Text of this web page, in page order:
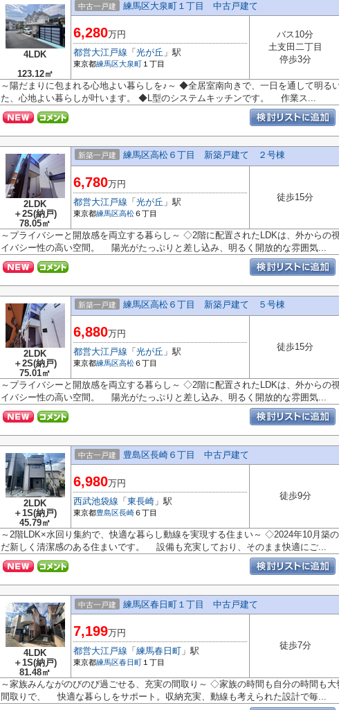
4LDK
123.12㎡
中古一戸建 練馬区大泉町１丁目 中古戸建て
6,280万円
都営大江戸線 「 光が丘 」駅
東京都練馬区大泉町 １丁目
バス10分
土支田二丁目
停歩3分
～陽だまりに包まれる心地よい暮らしを♪～ ◆全居室南向きで、一日を通して明
た、心地よい暮らしが叶います。 ◆L型のシステムキッチンです。 作業ス...
2LDK
＋2S(納戸)
78.05㎡
新築一戸建 練馬区高松６丁目 新築戸建て ２号棟
6,780万円
都営大江戸線 「 光が丘 」駅
東京都練馬区高松６丁目
徒歩15分
～プライバシーと開放感を両立する暮らし～ ◇2階に配置されたLDKは、外からの
イバシー性の高い空間。 陽光がたっぷりと差し込み、明るく開放的な雰囲気...
2LDK
＋2S(納戸)
75.01㎡
新築一戸建 練馬区高松６丁目 新築戸建て ５号棟
6,880万円
都営大江戸線 「 光が丘 」駅
東京都練馬区高松６丁目
徒歩15分
～プライバシーと開放感を両立する暮らし～ ◇2階に配置されたLDKは、外からの
イバシー性の高い空間。 陽光がたっぷりと差し込み、明るく開放的な雰囲気...
2LDK
＋1S(納戸)
45.79㎡
中古一戸建 豊島区長崎６丁目 中古戸建て
6,980万円
西武池袋線 「 東長崎 」駅
東京都豊島区長崎６丁目
徒歩9分
～2階LDK×水回り集約で、快適な暮らし動線を実現する住まい～ ◇2024年10月築
だ新しく清潔感のある住まいです。 設備も充実しており、そのまま快適にご...
4LDK
＋1S(納戸)
81.48㎡
中古一戸建 練馬区春日町１丁目 中古戸建て
7,199万円
都営大江戸線 「 練馬春日町 」駅
東京都練馬区春日町 １丁目
徒歩7分
～家族みんながのびのび過ごせる、充実の間取り～ ◇家族の時間も自分の時間も
間取りで、 快適な暮らしをサポート。収納充実、動線も考えられた設計で毎...